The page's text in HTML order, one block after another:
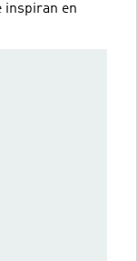
inspiran en